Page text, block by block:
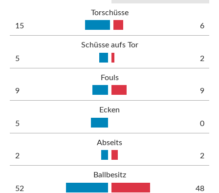
Torschüsse
15
6
Schüsse aufs Tor
5
2
Fouls
9
9
Ecken
5
0
Abseits
2
2
Ballbesitz
52
48